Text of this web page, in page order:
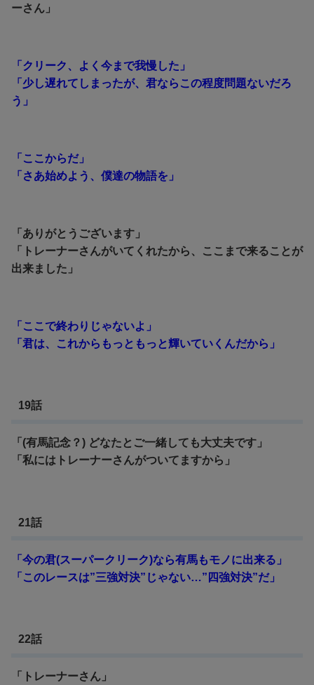
ーさん」
「クリーク、よく今まで我慢した」
「少し遅れてしまったが、君ならこの程度問題ないだろ
う」
「ここからだ」
「さあ始めよう、僕達の物語を」
「ありがとうございます」
「トレーナーさんがいてくれたから、ここまで来ることが
出来ました」
「ここで終わりじゃないよ」
「君は、これからもっともっと輝いていくんだから」
19話
「(有馬記念？) どなたとご一緒しても大丈夫です」
「私にはトレーナーさんがついてますから」
21話
「今の君(スーパークリーク)なら有馬もモノに出来る」
「このレースは”三強対決”じゃない…”四強対決”だ」
22話
「トレーナーさん」